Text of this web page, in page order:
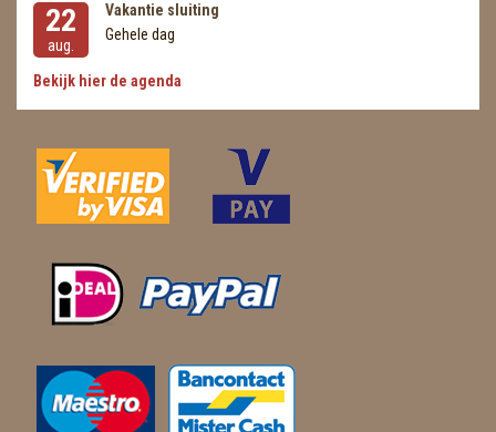
ZAKJES WATER ELIXERS
22
aug.
Vakantie sluiting
Gehele dag
Bekijk hier de agenda